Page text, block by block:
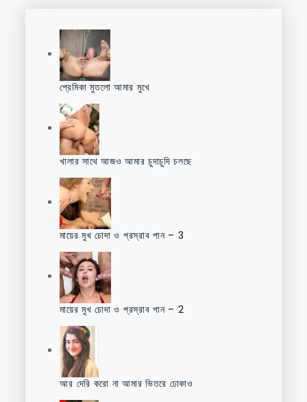
প্রেমিকা মুতলো আমার মুখে
খালার সাথে আজও আমার চুদাচুদি চলছে
মায়ের মুখ চোদা ও প্রস্রাব পান – 3
মায়ের মুখ চোদা ও প্রস্রাব পান – 2
আর দেরি করো না আমার ভিতরে ঢোকাও